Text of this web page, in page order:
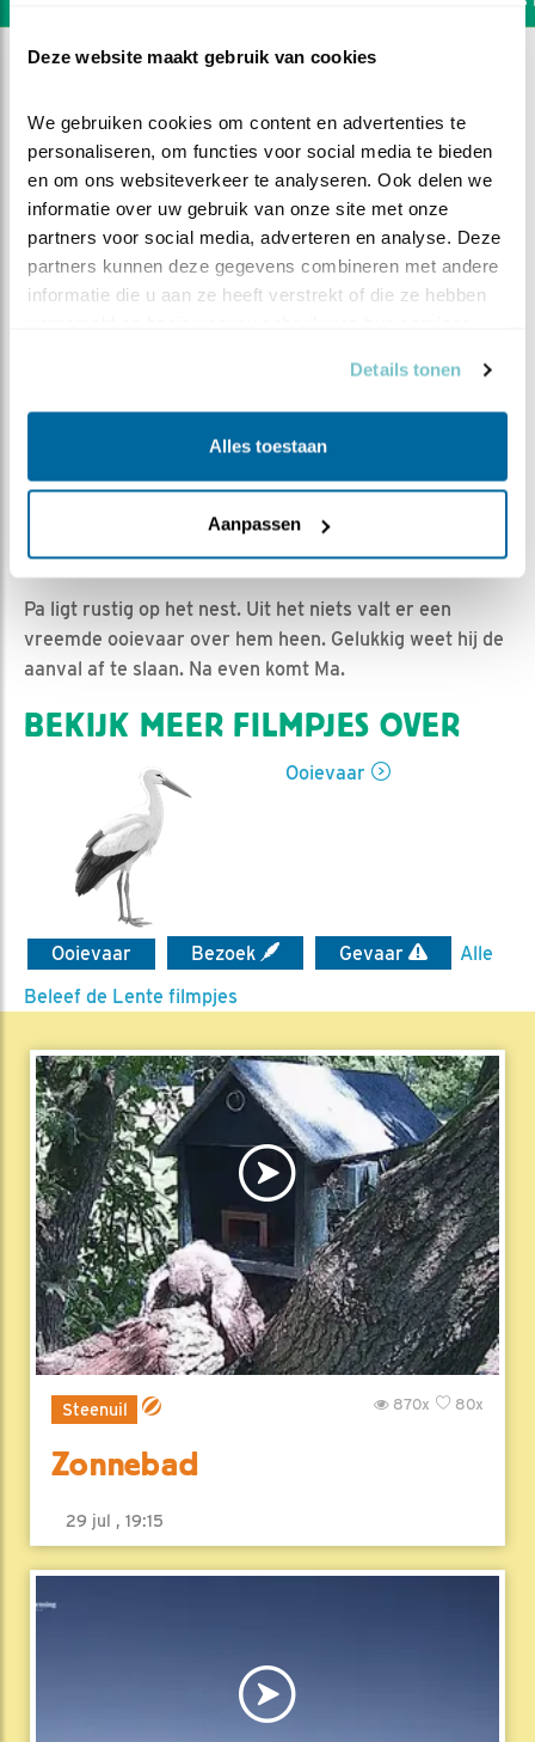
Deze website maakt gebruik van cookies
We gebruiken cookies om content en advertenties te
personaliseren, om functies voor social media te bieden
en om ons websiteverkeer te analyseren. Ook delen we
informatie over uw gebruik van onze site met onze
partners voor social media, adverteren en analyse. Deze
partners kunnen deze gegevens combineren met andere
informatie die u aan ze heeft verstrekt of die ze hebben
Details tonen
Alles toestaan
Aanpassen
Verrassingsaanval
Jan-Willem BDL | Geplaatst op 27 april 2019, 22:31 |
Vind ik leuk| Bewaar dit filmpje|
1164x
Pa ligt rustig op het nest. Uit het niets valt er een
vreemde ooievaar over hem heen. Gelukkig weet hij de
aanval af te slaan. Na even komt Ma.
BEKIJK MEER FILMPJES OVER
Ooievaar
Ooievaar Bezoek Gevaar
Alle
Beleef de Lente filmpjes
Steenuil 80x
870x
Zonnebad
29 jul , 19:15